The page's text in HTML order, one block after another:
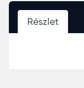
Részlet